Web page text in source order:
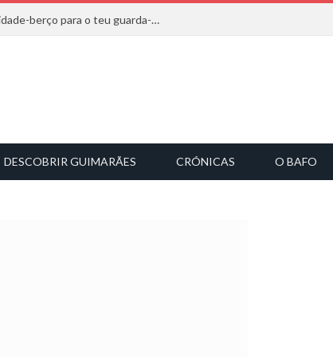
20 marcas que saem diretamente da cidade-berço para o teu guarda-roupa
DESCOBRIR GUIMARÃES CRÓNICAS O BAFO